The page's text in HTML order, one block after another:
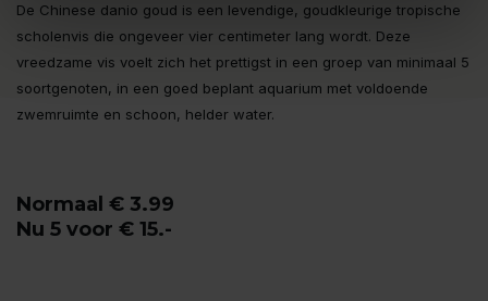
De Chinese danio goud is een levendige, goudkleurige tropische
scholenvis die ongeveer vier centimeter lang wordt. Deze
vreedzame vis voelt zich het prettigst in een groep van minimaal 5
soortgenoten, in een goed beplant aquarium met voldoende
zwemruimte en schoon, helder water.
Normaal € 3.99
Nu 5 voor € 15.-